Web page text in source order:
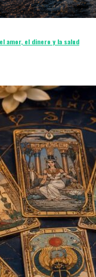
amor, el dinero y la salud